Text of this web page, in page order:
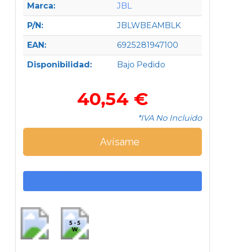
Marca: JBL
P/N: JBLWBEAMBLK
EAN: 6925281947100
Disponibilidad: Bajo Pedido
40,54 €
*IVA No Incluido
Avísame
5 - 5
W